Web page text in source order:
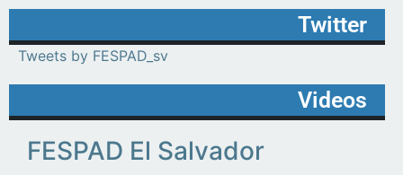
Twitter
Tweets by FESPAD_sv
Videos
FESPAD El Salvador